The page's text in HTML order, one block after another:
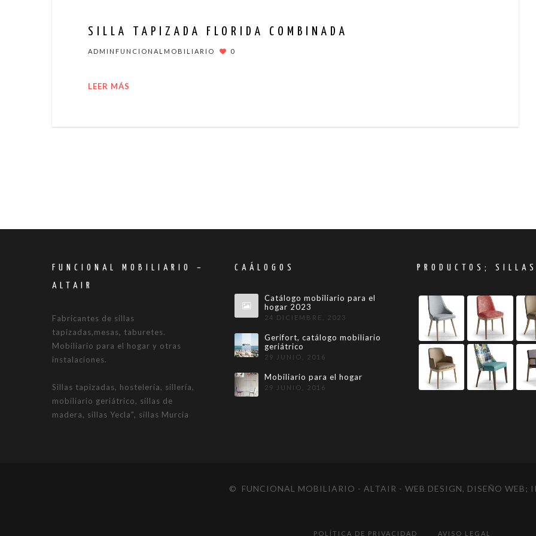
SILLA TAPIZADA FLORIDA COMBINADA
ADMINFUNCIONALMOBILIARIO 0
LEER MÁS
FUNCIONAL MOBILIARIO –
ALTAIR
Fabricantes de sillas
tapizadas,mesas, taburetes.
Mobiliario para el hogar y otras
instalaciones.
Sillas tapizadas, hostelería, sillería,
mobiliario geriátrico, sillas de
madera, sillas Yecla", sillas Murcia
CAÁLOGOS
Catálogo mobiliario para el
hogar 2023
24 DICIEMBRE, 2023
Gerifort, catálogo mobiliario
geriátrico
29 JUNIO, 2016
Mobiliario para el hogar
29 JUNIO, 2016
PRODUCTOS; SILLAS
© FUNCIONAL MOBILIARIO - ALTAIR - WEB DESIGN, DISEÑO WEB;
POLÍTICA DE PRIVACIDAD AVISO LEGAL